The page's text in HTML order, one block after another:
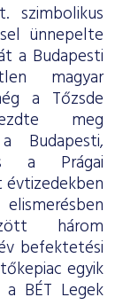
szimbolikus
ünnepelte
a Budapesti
magyar
a Tőzsde
meg
Budapesti,
a Prágai
három
befektetési
egyik
BÉT Legek